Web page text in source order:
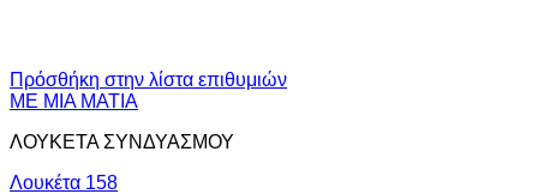
Πρόσθήκη στην λίστα επιθυμιών
ΜΕ ΜΙΑ ΜΑΤΙΑ
ΛΟΥΚΕΤΑ ΣΥΝΔΥΑΣΜΟΥ
Λουκέτα 158